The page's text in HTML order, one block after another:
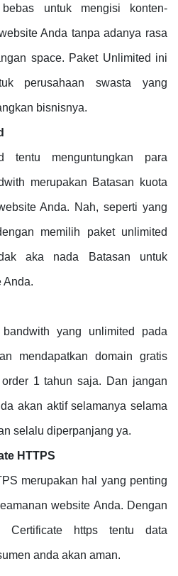
untuk mengisi konten-
Anda tanpa adanya rasa
space. Paket Unlimited ini
perusahaan swasta yang
bisnisnya.
tentu menguntungkan para
merupakan Batasan kuota
Anda. Nah, seperti yang
memilih paket unlimited
aka nada Batasan untuk
Anda.
yang unlimited pada
mendapatkan domain gratis
1 tahun saja. Dan jangan
akan aktif selamanya selama
selalu diperpanjang ya.
HTTPS
merupakan hal yang penting
website Anda. Dengan
Certificate https tentu data
anda akan aman.